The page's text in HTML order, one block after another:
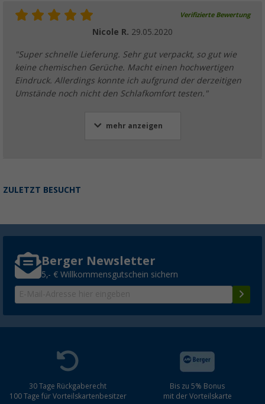
Verifizierte Bewertung
Nicole R. 29.05.2020
"Super schnelle Lieferung. Sehr gut verpackt, so gut wie
keine chemischen Gerüche. Macht einen hochwertigen
Eindruck. Allerdings konnte ich aufgrund der derzeitigen
Umstände noch nicht den Schlafkomfort testen."
mehr anzeigen
ZULETZT BESUCHT
Berger Newsletter
5,- € Willkommensgutschein sichern
30 Tage Rückgaberecht
100 Tage für Vorteilskartenbesitzer
Bis zu 5% Bonus
mit der Vorteilskarte